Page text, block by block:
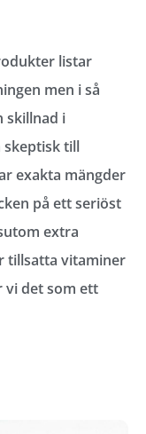
listar
men i så
skillnad i
skeptisk till
exakta mängder
på ett seriöst
extra
tillsatta vitaminer
vi det som ett